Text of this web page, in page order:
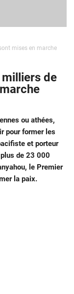
mises en marche
milliers de
ou athées,
pour formerles
et porteur
de 23 000
le Premier
la paix.